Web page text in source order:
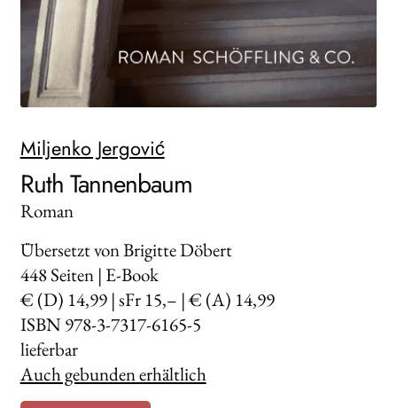
Miljenko Jergović
Ruth Tannenbaum
Roman
Übersetzt von Brigitte Döbert
448Seiten | E-Book
€ (D) 14,99 | sFr 15,– | € (A) 14,99
ISBN 978-3-7317-6165-5
lieferbar
Auch gebunden erhältlich